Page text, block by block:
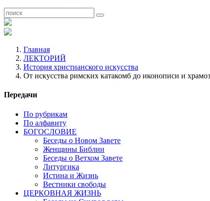
Главная
ЛЕКТОРИЙ
История христианского искусства
От искусства римских катакомб до иконописи и
Передачи
По рубрикам
По алфавиту
БОГОСЛОВИЕ
Беседы о Новом Завете
Женщины Библии
Беседы о Ветхом Завете
Литургика
Истина и Жизнь
Вестники свободы
ЦЕРКОВНАЯ ЖИЗНЬ